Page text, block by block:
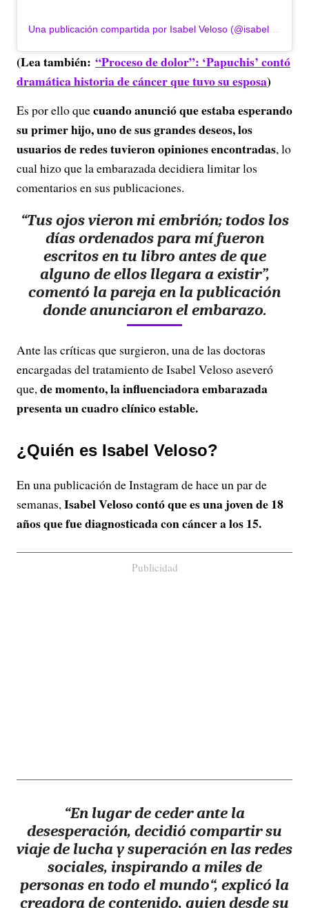
Una publicación compartida por Isabel Veloso (@isabelvelosoo)
(Lea también: “Proceso de dolor”: ‘Papuchis’ contó
dramática historia de cáncer que tuvo su esposa)
Es por ello quecuando anunció que estaba esperando
su primer hijo, uno de sus grandes deseos, los
usuarios de redes tuvieron opiniones encontradas, lo
cual hizo que la embarazada decidiera limitar los
comentarios en sus publicaciones.
“Tus ojos vieron mi embrión; todos los
días ordenados para mí fueron
escritos en tu libro antes de que
alguno de ellos llegara a existir”,
comentó la pareja en la publicación
donde anunciaron el embarazo.
Ante las críticas que surgieron, una de las doctoras
encargadas del tratamiento de Isabel Veloso aseveró
que,de momento, la influenciadora embarazada
presenta un cuadro clínico estable.
¿Quién es Isabel Veloso?
En una publicación de Instagram de hace un par de
semanas,Isabel Veloso contó que es una joven de 18
años que fue diagnosticada con cáncer a los 15.
Publicidad
“En lugar de ceder ante la
desesperación, decidió compartir su
viaje de lucha y superación en las redes
sociales, inspirando a miles de
personas en todo el mundo“, explicó la
creadora de contenido, quien desde su